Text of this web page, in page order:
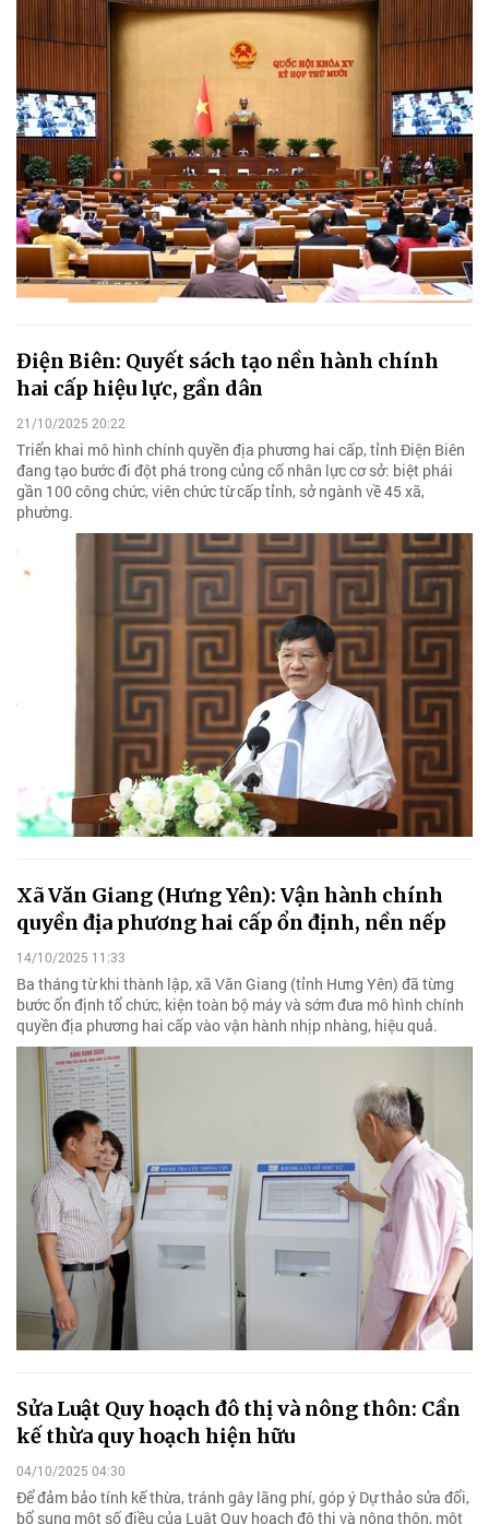
Điện Biên: Quyết sách tạo nền hành chính
hai cấp hiệu lực, gần dân
21/10/2025 20:22
Triển khai mô hình chính quyền địa phương hai cấp, tỉnh Điện Biên
đang tạo bước đi đột phá trong củng cố nhân lực cơ sở: biệt phái
gần 100 công chức, viên chức từ cấp tỉnh, sở ngành về 45 xã,
phường.
Xã Văn Giang (Hưng Yên): Vận hành chính
quyền địa phương hai cấp ổn định, nền nếp
14/10/2025 11:33
Ba tháng từ khi thành lập, xã Văn Giang (tỉnh Hưng Yên) đã từng
bước ổn định tổ chức, kiện toàn bộ máy và sớm đưa mô hình chính
quyền địa phương hai cấp vào vận hành nhịp nhàng, hiệu quả.
Sửa Luật Quy hoạch đô thị và nông thôn: Cần
kế thừa quy hoạch hiện hữu
04/10/2025 04:30
Để đảm bảo tính kế thừa, tránh gây lãng phí, góp ý Dự thảo sửa đổi,
bổ sung một số điều của Luật Quy hoạch đô thị và nông thôn, một